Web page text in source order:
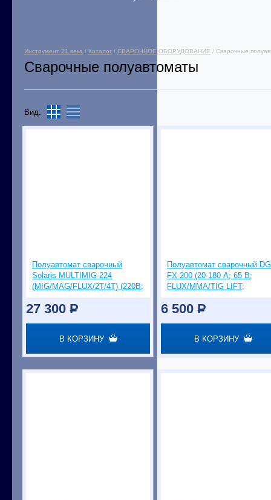
Инструмент 21 века / Каталог / СВАРОЧНОЕ ОБОРУДОВАНИЕ / Сварочные
Сварочные полуавтоматы
Вид:
Полуавтомат сварочный
Solaris MULTIMIG-224
(MIG/MAG/FLUX/2T/4T) (220В;
27 300 P
В КОРЗИНУ
Полуавтомат сварочный
FX-200 (20-180 А; 65 В;
FLUX/MMA/TIG LIFT;
6 500 P
В КОРЗИНУ